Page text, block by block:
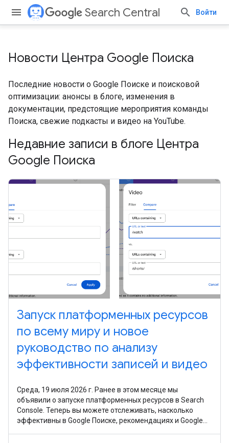
Search Central Войти
Новости Центра Google Поиска
Последние новости о Google Поиске и поисковой
оптимизации: анонсы в блоге, изменения в
документации, предстоящие мероприятия команды
Поиска, свежие подкасты и видео на YouTube.
Недавние записи в блоге Центра
Google Поиска
Запуск платформенных ресурсов
по всему миру и новое
руководство по анализу
эффективности записей и видео
Среда, 19 июля 2026 г. Ранее в этом месяце мы
объявили о запуске платформенных ресурсов в Search
Console. Теперь вы можете отслеживать, насколько
эффективны в Google Поиске, рекомендациях и Google